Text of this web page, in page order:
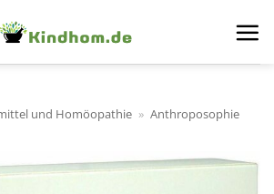
und Homöopathie » Anthroposophie